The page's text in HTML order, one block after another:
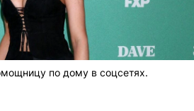
по дому в соцсетях.